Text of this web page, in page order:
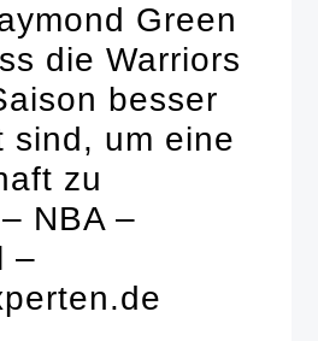
Green
die Warriors
besser
sind, um eine
zu
NBA –
–